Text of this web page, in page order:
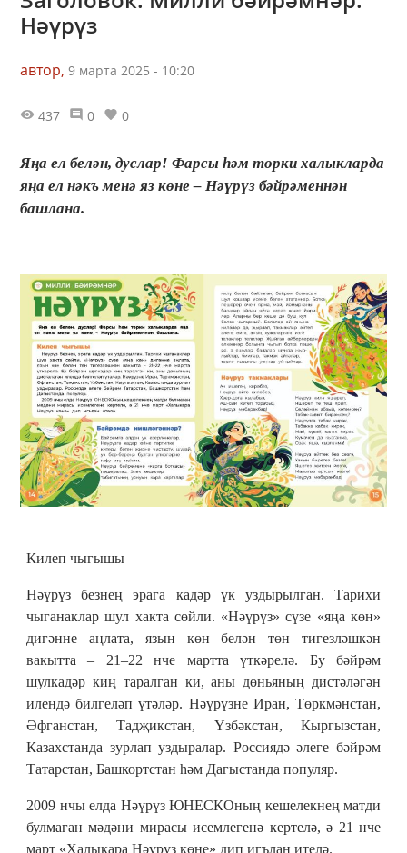
Нәүрүз
автор, 9 марта 2025 - 10:20
437 0 0
Яңа ел белән, дуслар! Фарсы һәм төрки халыкларда
яңа ел нәкъ менә яз көне – Нәүрүз бәйрәменнән
башлана.
Килеп чыгышы
Нәүрүз безнең эрага кадәр үк уздырылган. Тарихи
чыганаклар шул хакта сөйли. «Нәүрүз» сүзе «яңа көн»
дигәнне аңлата, язын көн белән төн тигезләшкән
вакытта – 21–22 нче мартта үткәрелә. Бу бәйрәм
шулкадәр киң таралган ки, аны дөньяның дистәләгән
илендә билгеләп үтәләр. Нәүрүзне Иран, Төркмәнстан,
Әфганстан, Тадҗикстан, Үзбәкстан, Кыргызстан,
Казахстанда зурлап уздыралар. Россиядә әлеге бәйрәм
Татарстан, Башкортстан һәм Дагыстанда популяр.
2009 нчы елда Нәүрүз ЮНЕСКОның кешелекнең матди
булмаган мәдәни мирасы исемлегенә кертелә, ә 21 нче
март «Халыкара Нәүрүз көне» дип игълан ителә.